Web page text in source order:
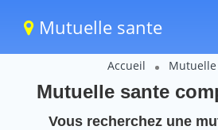
Mutuelle sante
Accueil
Mutuelle sante
Vous recherchez une